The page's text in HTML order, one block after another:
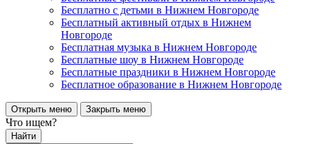
Бесплатно с детьми в Нижнем Новгороде
Бесплатный активный отдых в Нижнем
Новгороде
Бесплатная музыка в Нижнем Новгороде
Бесплатные шоу в Нижнем Новгороде
Бесплатные праздники в Нижнем Новгороде
Бесплатное образование в Нижнем Новгороде
Открыть меню Закрыть меню
Что ищем?
Найти